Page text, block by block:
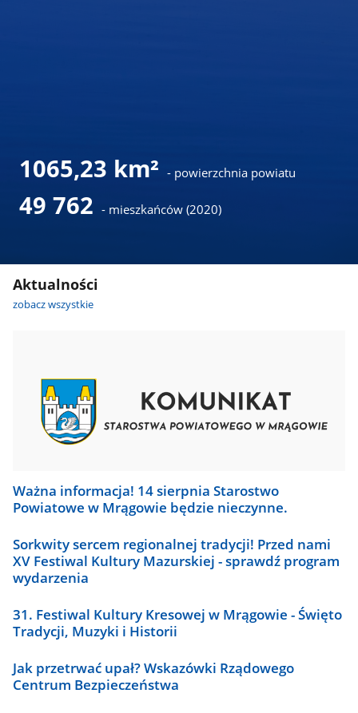
1065,23 km² - powierzchnia powiatu
49 762 - mieszkańców (2020)
Aktualności
zobacz wszystkie
Ważna informacja! 14 sierpnia Starostwo
Powiatowe w Mrągowie będzie nieczynne.
Sorkwity sercem regionalnej tradycji! Przed nami
XV Festiwal Kultury Mazurskiej - sprawdź program
wydarzenia
31. Festiwal Kultury Kresowej w Mrągowie - Święto
Tradycji, Muzyki i Historii
Jak przetrwać upał? Wskazówki Rządowego
Centrum Bezpieczeństwa